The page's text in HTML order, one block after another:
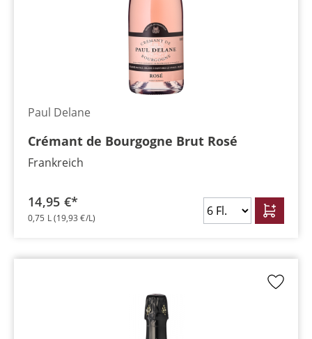
Paul Delane
Crémant de Bourgogne Brut Rosé
Frankreich
14,95 €*
0,75 L(19,93 €/L)